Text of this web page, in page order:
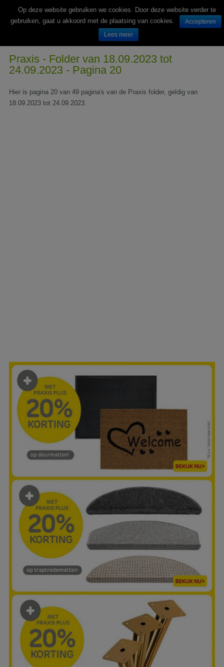
Wekelijks nieuwe folders van Nederlandse supermarkten en winkels
Praxis - Folder van 18.09.2023 tot
24.09.2023 - Pagina 20
Hier is pagina 20 van 49 pagina's van de Praxis folder, geldig van
18.09.2023 tot 24.09.2023.
Op deze website gebruiken we cookies. Door deze website verder te
gebruiken, gaat u akkoord met de plaatsing van cookies.
Accepteren
Lees meer